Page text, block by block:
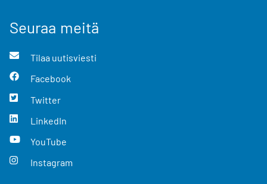
Seuraa meitä
Tilaa uutisviesti
Facebook
Twitter
LinkedIn
YouTube
Instagram